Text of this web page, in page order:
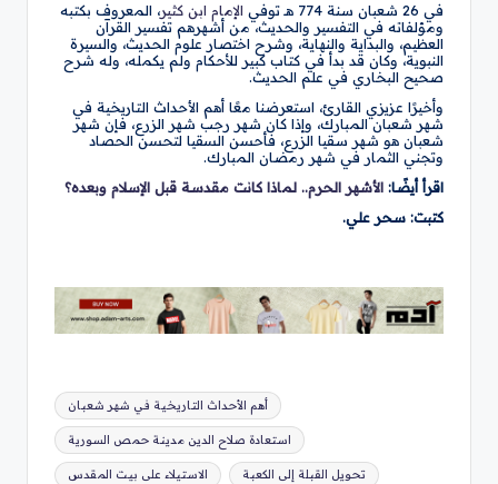
في 26 شعبان سنة 774 هـ توفي الإمام ابن كثير، المعروف بكتبه
ومؤلفاته في التفسير والحديث، من أشهرهم تفسير القرآن
العظيم، والبداية والنهاية، وشرح اختصار علوم الحديث، والسيرة
النبوية، وكان قد بدأ في كتاب كبير للأحكام ولم يكمله، وله شرح
صحيح البخاري في علم الحديث.
وأخيرًا عزيزي القارئ، استعرضنا معًا أهم الأحداث التاريخية في
شهر شعبان المبارك، وإذا كان شهر رجب شهر الزرع، فإن شهر
شعبان هو شهر سقيا الزرع، فأحسن السقيا لتحسن الحصاد
وتجني الثمار في شهر رمضان المبارك.
اقرأ أيضًا: الأشهر الحرم.. لماذا كانت مقدسة قبل الإسلام وبعده؟
كتبت: سحر علي.
أهم الأحداث التاريخية في شهر شعبان
استعادة صلاح الدين مدينة حمص السورية
الاستيلاء على بيت المقدس تحويل القبلة إلى الكعبة